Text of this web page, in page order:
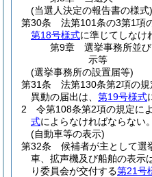
(当選人決定の報告書の様式)
第30条
法第101条の3第1項
第18号様式に準じてしなけ
第9章
選挙事務所並
示等
(選挙事務所の設置届等)
第31条
法第130条第2項の
異動の届出は、 第19号様式
2
令第108条第2項の規定に
式によらなければならない。
(自動車等の表示)
第32条
候補者が主として選
車、拡声機及び船舶の表示
り委員会が交付する第21号